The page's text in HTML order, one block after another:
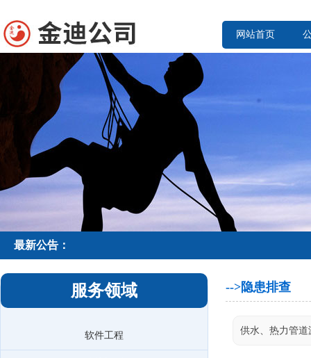
网站首页
最新公告：
服务领域
软件工程
-->隐患排查
供水、热力管道